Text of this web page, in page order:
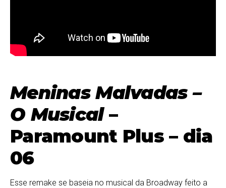
Meninas Malvadas –
O Musical–
Paramount Plus – dia
06
Esse remake se baseia no musical da Broadway feito a